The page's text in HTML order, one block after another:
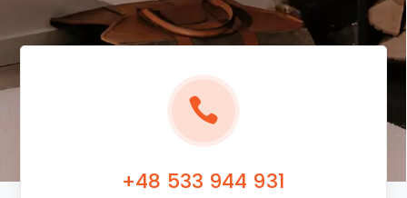
+48 533 944 931